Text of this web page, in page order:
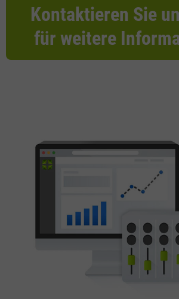
Kontaktieren Sie
für weitere